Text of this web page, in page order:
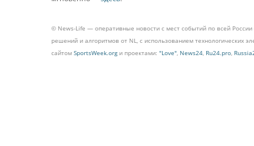
© News-Life — оперативные новости с мест событий по всей
решений и алгоритмов от NL, с использованием технологических
сайтом SportsWeek.orgи проектами: "Love" News24 Ru24.pro